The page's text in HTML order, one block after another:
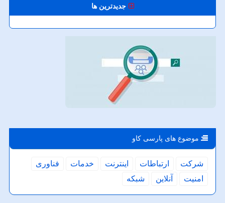
جدیدترین ها
موضوع های پارسی كاو
شركت ارتباطات اینترنت خدمات
فناوری
امنیت
آنلاین شبكه